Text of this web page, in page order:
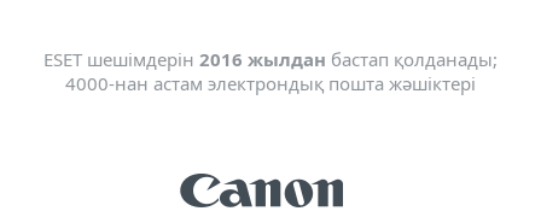
ESET шешімдерін 2016 жылдан бастап қолданады;
4000-нан астам электрондық пошта жәшіктері